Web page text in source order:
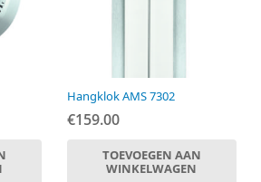
Hangklok AMS 7302
€159.00
TOEVOEGEN AAN
WINKELWAGEN